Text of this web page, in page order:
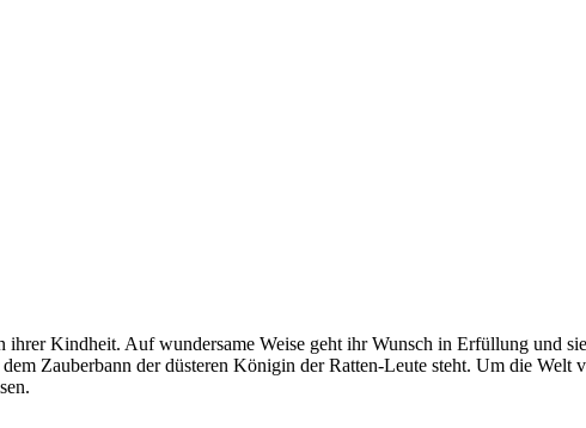
Kindheit. Auf wundersame Weise geht ihr Wunsch in Erfüllung und
Zauberbann der düsteren Königin der Ratten-Leute steht. Um die Welt